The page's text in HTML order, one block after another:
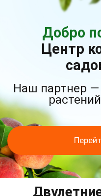
Добро
Центр
Наш партнер —